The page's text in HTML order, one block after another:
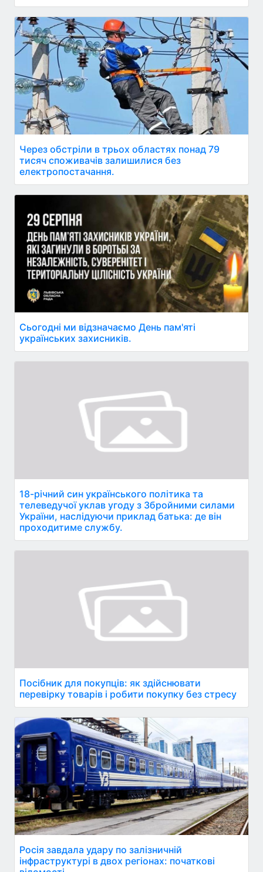
Через обстріли в трьох областях понад 79
тисяч споживачів залишилися без
електропостачання.
Сьогодні ми відзначаємо День пам'яті
українських захисників.
18-річний син українського політика та
телеведучої уклав угоду з Збройними силами
України, наслідуючи приклад батька: де він
проходитиме службу.
Посібник для покупців: як здійснювати
перевірку товарів і робити покупку без стресу
Росія завдала удару по залізничній
інфраструктурі в двох регіонах: початкові